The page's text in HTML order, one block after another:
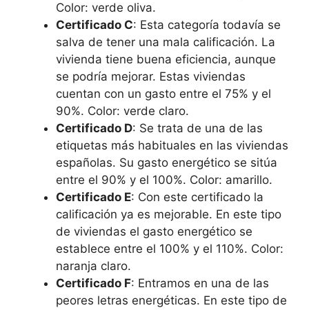
Color: verde oliva.
Certificado C: Esta categoría todavía se
salva de tener una mala calificación. La
vivienda tiene buena eficiencia, aunque
se podría mejorar. Estas viviendas
cuentan con un gasto entre el 75% y el
90%. Color: verde claro.
Certificado D: Se trata de una de las
etiquetas más habituales en las viviendas
españolas. Su gasto energético se sitúa
entre el 90% y el 100%. Color: amarillo.
Certificado E: Con este certificado la
calificación ya es mejorable. En este tipo
de viviendas el gasto energético se
establece entre el 100% y el 110%. Color:
naranja claro.
Certificado F: Entramos en una de las
peores letras energéticas. En este tipo de